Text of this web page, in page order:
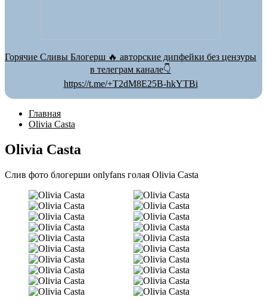
Горячие Сливы Блогерш 🔥 авторские дипфейки без цензуры
в телеграм канале👇
https://t.me/+T2dM8E25B-hkYTBi
Главная
Olivia Casta
Olivia Casta
Слив фото блогерши onlyfans голая Olivia Casta